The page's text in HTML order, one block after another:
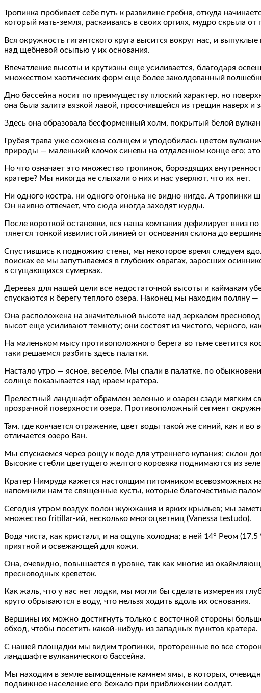
Тропинка пробивает себе путь к развилине гребня, откуда
который мать-земля, раскаиваясь в своих оргиях, мудро скрыла от
Вся окружность гигантского круга высится вокруг нас, и
над щебневой осыпью у их основания.
Впечатление высоты и крутизны еще усиливается, благодаря
множеством хаотических форм еще более заколдованный
Дно бассейна носит по преимуществу плоский характер, но
она была залита вязкой лавой, просочившейся из трещин наверх
Здесь она образовала бесформенный холм, покрытый белой
Грубая трава уже сожжена солнцем и уподобилась цветом
природы — маленький клочок синевы на отдаленном конце его; это
Но что означает это множество тропинок, бороздящих
кратере? Мы никогда не слыхали о них и нас уверяют, что их нет.
Ни одного костра, ни одного огонька не видно нигде. А
Он наивно отвечает, что сюда иногда заходят курды.
После короткой остановки, вся наша компания дефилирует вниз
тянется тонкой извилистой линией от основания склона до
Спустившись к подножию стены, мы некоторое время следуем
поисках ее мы запутываемся в глубоких оврагах, заросших
в сгущающихся сумерках.
Деревья для нашей цели все недостаточной высоты и каймакам
спускаются к берегу теплого озера. Наконец мы находим
Она расположена на значительной высоте над зеркалом
высот еще усиливают темноту; они состоят из чистого, черного,
На маленьком мысу противоположного берега во тьме светится
таки решаемся разбить здесь палатки.
Настало утро — ясное, веселое. Мы спали в палатке, по
солнце показывается над краем кратера.
Прелестный ландшафт обрамлен зеленью и озарен сзади мягким
прозрачной поверхности озера. Противоположный сегмент
Там, где кончается отражение, цвет воды такой же синий, как и во
отличается озеро Ван.
Мы спускаемся через рощу к воде для утреннего купания; склон
Высокие стебли цветущего желтого коровяка поднимаются из
Кратер Нимруда кажется настоящим питомником всевозможных
напомнили нам те священные кусты, которые благочестивые
Сегодня утром воздух полон жужжания и ярких крыльев; мы
множество fritillar-ий, несколько многоцветниц (Vanessa testudo).
Вода чиста, как кристалл, и на ощупь холодна; в ней 14° Реом
приятной и освежающей для кожи.
Она, очевидно, повышается в уровне, так как многие из
пресноводных креветок.
Как жаль, что у нас нет лодки, мы могли бы сделать измерения
круто обрываются в воду, что нельзя ходить вдоль их основания.
Вершины их можно достигнуть только с восточной стороны
обход, чтобы посетить какой-нибудь из западных пунктов кратера.
С нашей площадки мы видим тропинки, проторенные во все
ландшафте вулканического бассейна.
Мы находим в земле вымощенные камнем ямы, в которых,
подвижное население его бежало при приближении солдат.